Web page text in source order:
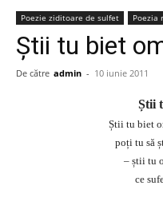
Poezie ziditoare de sulfet Poezia
Știi tu biet
De către admin - 10 iunie 2011
Știi
Știi tu biet
poți tu să
– știi tu
ce